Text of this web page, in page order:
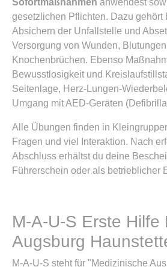
Sofortmaßnahmen anwendest
gesetzlichen Pflichten. Dazu
Absichern der Unfallstelle und
Versorgung von Wunden,
Knochenbrüchen. Ebenso
Bewusstlosigkeit und
Seitenlage, Herz-Lungen-
Umgang mit AED-Geräten
Alle Übungen finden in
Fragen und viel Interaktion. Nach
Abschluss erhältst du deine
Führerschein oder als betrieblicher
M-A-U-S Erste Hilfe
Augsburg
M-A-U-S steht für "Medizinische